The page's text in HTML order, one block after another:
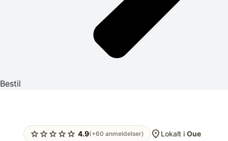
Bestil
starstarstarstarstar 4.9(+60 anmeldelser) location_on Lokalt i Oue